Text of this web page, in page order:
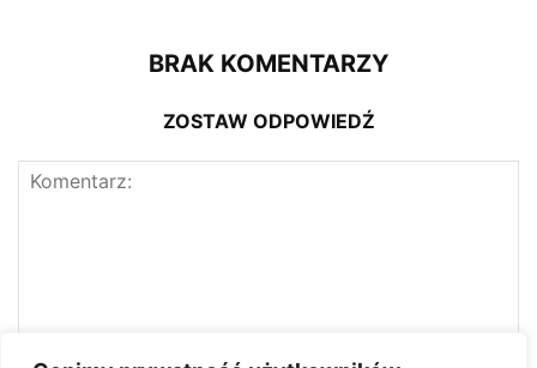
BRAK KOMENTARZY
ZOSTAW ODPOWIEDŹ